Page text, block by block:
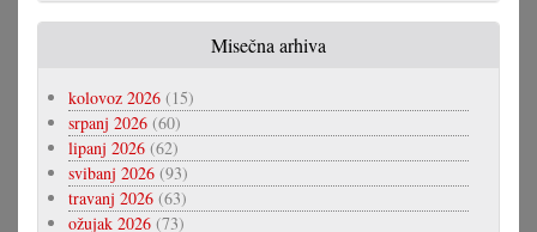
Misečna arhiva
kolovoz 2026 (15)
srpanj 2026 (60)
lipanj 2026 (62)
svibanj 2026 (93)
travanj 2026 (63)
ožujak 2026 (73)